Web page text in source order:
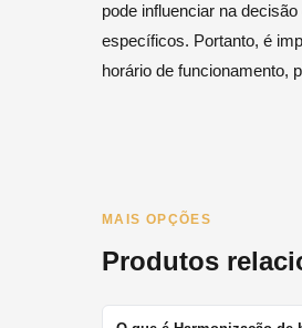
pode influenciar na
específicos. Portanto, é
horário de funcionamento,
MAIS OPÇÕES
Produtos